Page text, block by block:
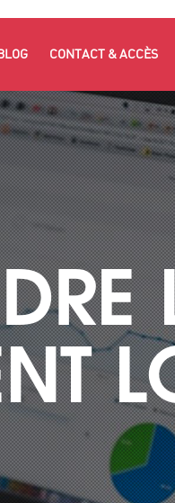
BLOG CONTACT & ACCÈS